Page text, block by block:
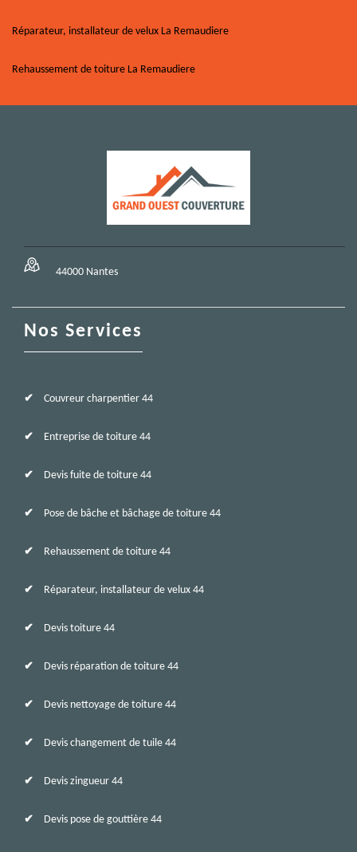
Réparateur, installateur de velux La Remaudiere
Rehaussement de toiture La Remaudiere
44000 Nantes
Nos Services
Couvreur charpentier 44
Entreprise de toiture 44
Devis fuite de toiture 44
Pose de bâche et bâchage de toiture 44
Rehaussement de toiture 44
Réparateur, installateur de velux 44
Devis toiture 44
Devis réparation de toiture 44
Devis nettoyage de toiture 44
Devis changement de tuile 44
Devis zingueur 44
Devis pose de gouttière 44